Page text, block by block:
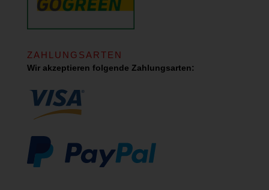
ZAHLUNGSARTEN
Wir akzeptieren folgende Zahlungsarten: